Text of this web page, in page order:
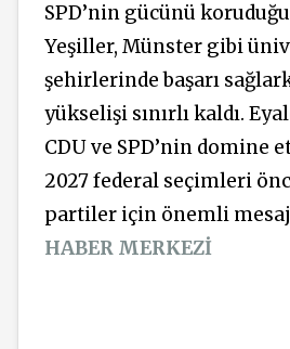
SPD’nin gücünü
Yeşiller, Münster gibi
şehirlerinde başarı
yükselişi sınırlı kaldı.
CDU ve SPD’nin domine
2027 federal seçimleri
partiler için önemli
HABER MERKEZİ